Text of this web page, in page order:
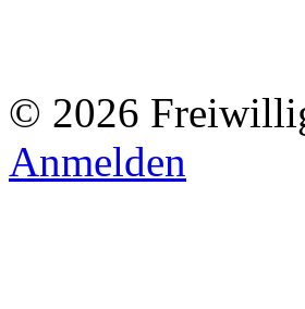
© 2026
Anmelden